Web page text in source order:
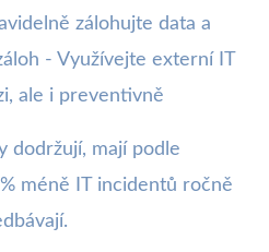
zálohujte data a
- Využívejte externí IT
ale i preventivně
dodržují, mají podle
méně IT incidentů ročně